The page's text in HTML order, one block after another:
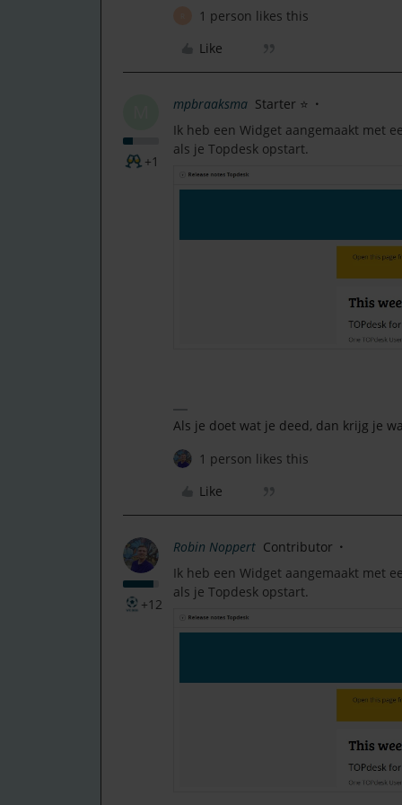
1 person likes this
Like
+1
mpbraaksma Starter ⭐
Ik heb een Widget aangemaakt met
als je Topdesk opstart.
Als je doet wat je deed, dan krijg je
1 person likes this
Like
+12
Robin Noppert Contributor
Ik heb een Widget aangemaakt met
als je Topdesk opstart.